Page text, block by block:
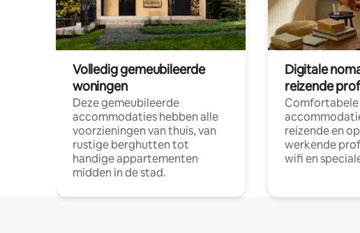
Volledig gemeubileerde
woningen
Deze gemeubileerde
accommodaties hebben alle
voorzieningen van thuis, van
rustige berghutten tot
handige appartementen
midden in de stad.
Digitale
reizende
Comfortabele
reizende en
werkende
wifi en